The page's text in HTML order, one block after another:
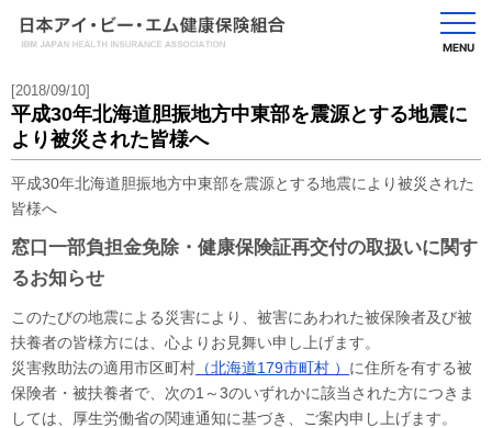
MENU
[2018/09/10]
平成30年北海道胆振地方中東部を震源とする地震に
より被災された皆様へ
平成30年北海道胆振地方中東部を震源とする地震により被災された
皆様へ
窓口一部負担金免除・健康保険証再交付の取扱いに関す
るお知らせ
このたびの地震による災害により、被害にあわれた被保険者及び被
扶養者の皆様方には、心よりお見舞い申し上げます。
災害救助法の適用市区町村 （北海道179市町村 ） に住所を有する被
保険者・被扶養者で、次の1～3のいずれかに該当された方につきま
しては、厚生労働省の関連通知に基づき、ご案内申し上げます。